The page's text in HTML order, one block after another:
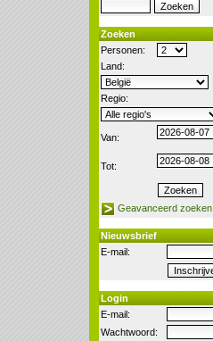
Zoeken
Personen:
Land:
Regio:
Van:
Tot:
Geavanceerd zoeken
Nieuwsbrief
E-mail:
Login
E-mail:
Wachtwoord: